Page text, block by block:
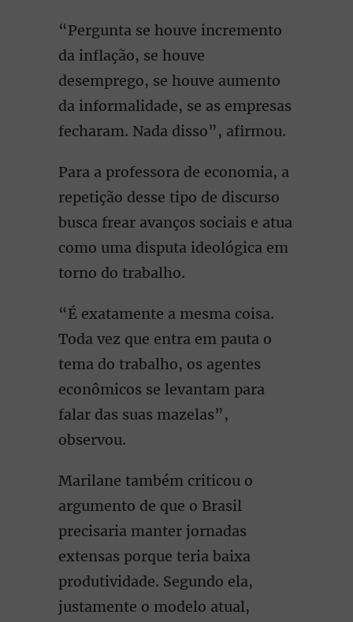
“Pergunta se houve incremento
da inflação, se houve
desemprego, se houve aumento
da informalidade, se as empresas
fecharam. Nada disso”, afirmou.
Para a professora de economia, a
repetição desse tipo de discurso
busca frear avanços sociais e atua
como uma disputa ideológica em
torno do trabalho.
“É exatamente a mesma coisa.
Toda vez que entra em pauta o
tema do trabalho, os agentes
econômicos se levantam para
falar das suas mazelas”,
observou.
Marilane também criticou o
argumento de que o Brasil
precisaria manter jornadas
extensas porque teria baixa
produtividade. Segundo ela,
justamente o modelo atual,